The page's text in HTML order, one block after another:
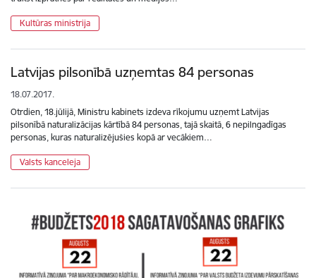
Kultūras ministrija
Latvijas pilsonībā uzņemtas 84 personas
18.07.2017.
Otrdien, 18.jūlijā, Ministru kabinets izdeva rīkojumu uzņemt Latvijas
pilsonībā naturalizācijas kārtībā 84 personas, tajā skaitā, 6 nepilngadīgas
personas, kuras naturalizējušies kopā ar vecākiem…
Valsts kanceleja